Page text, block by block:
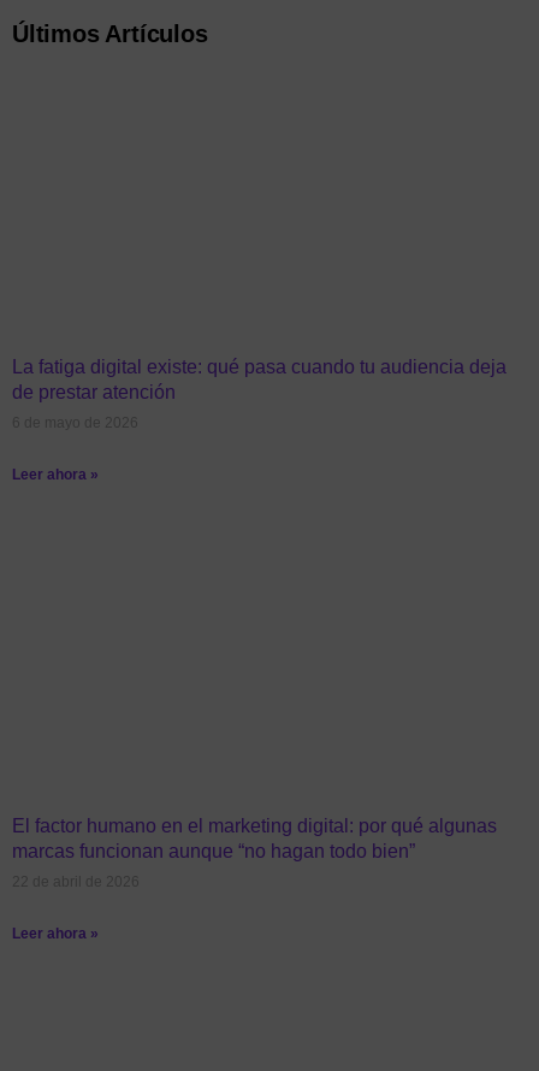
Últimos Artículos
La fatiga digital existe: qué pasa cuando tu audiencia deja
de prestar atención
6 de mayo de 2026
Leer ahora »
El factor humano en el marketing digital: por qué algunas
marcas funcionan aunque “no hagan todo bien”
22 de abril de 2026
Leer ahora »